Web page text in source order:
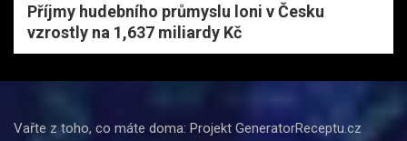
Příjmy hudebního průmyslu loni v Česku
vzrostly na 1,637 miliardy Kč
Vařte z toho, co máte doma: Projekt GeneratorReceptu.cz